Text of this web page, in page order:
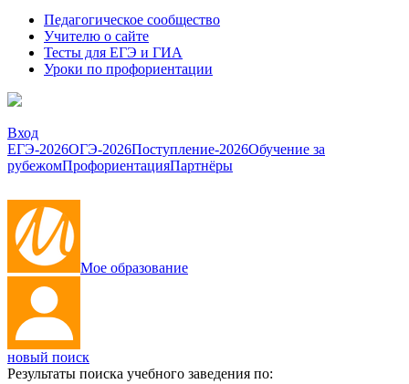
Педагогическое сообщество
Учителю о сайте
Тесты для ЕГЭ и ГИА
Уроки по профориентации
Вход
ЕГЭ-2026ОГЭ-2026Поступление-2026Обучение за
рубежомПрофориентацияПартнёры
Мое образование
новый поиск
Результаты поиска учебного заведения по: